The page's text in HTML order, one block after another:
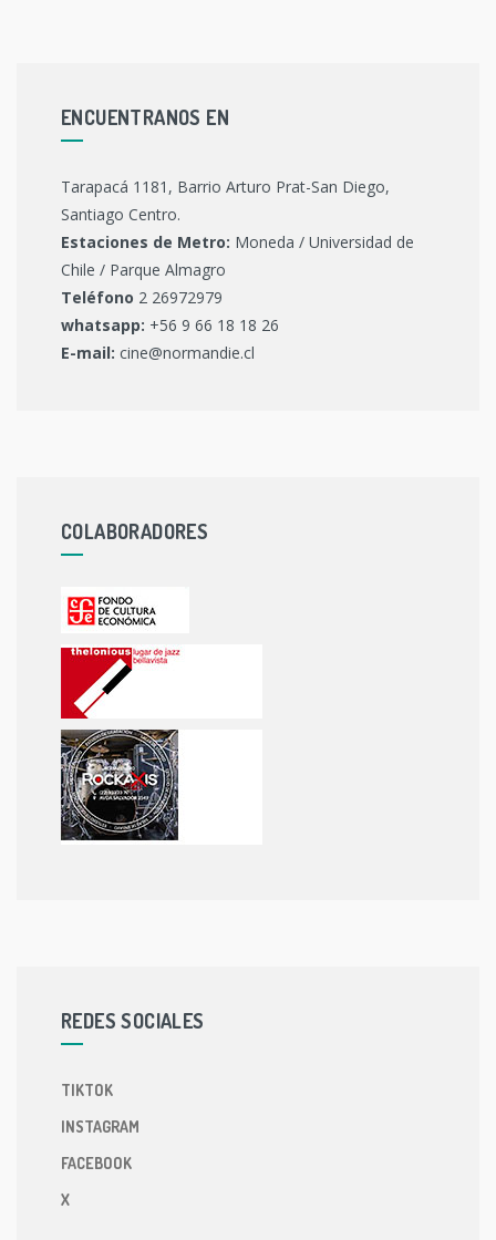
ENCUENTRANOS EN
Tarapacá 1181, Barrio Arturo Prat-San Diego,
Santiago Centro.
Estaciones de Metro: Moneda / Universidad de
Chile / Parque Almagro
Teléfono 2 26972979
whatsapp: +56 9 66 18 18 26
E-mail: cine@normandie.cl
COLABORADORES
REDES SOCIALES
TIKTOK
INSTAGRAM
FACEBOOK
X